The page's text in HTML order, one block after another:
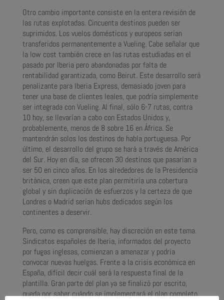
Otro cambio importante consiste en la entera revisión de
las rutas explotadas. Cincuenta destinos pueden ser
suprimidos. Los vuelos domésticos y europeos serían
transferidos permanentemente a Vueling. Cabe señalar que
la low cost también crece en las rutas estudiadas en el
pasado por Iberia pero abandonadas por falta de
rentabilidad garantizada, como Beirut. Este desarrollo será
penalizante para Iberia Express, demasiado joven para
tener una base de clientes leales, que podría simplemente
ser integrada con Vueling. Al final, sólo 6-7 rutas, contra
10 hoy, se llevarían a cabo con Estados Unidos y,
probablemente, menos de 8 sobre 16 en África. Se
mantendrán solos los destinos de habla portuguesa. Por
último, el desarrollo del grupo se hará a través de América
del Sur. Hoy en día, se ofrecen 30 destinos que pasarían a
ser 50 en cinco años. En los alrededores de la Presidencia
británica, creen que este plan permitiría una cobertura
global y sin duplicación de esfuerzos y la certeza de que
Londres o Madrid serían hubs dedicados según los
continentes a deservir.
Pero, como es comprensible, hay discreción en este tema.
Sindicatos españoles de Iberia, informados del proyecto
por fugas inglesas, comienzan a amenazar y podría
convocar nuevas huelgas. Frente a la crisis económica en
España, difícil decir cuál será la respuesta final de la
plantilla. Gran parte del plan ya se finalizó por escrito,
queda por saber cuándo se implementará el plan completo.